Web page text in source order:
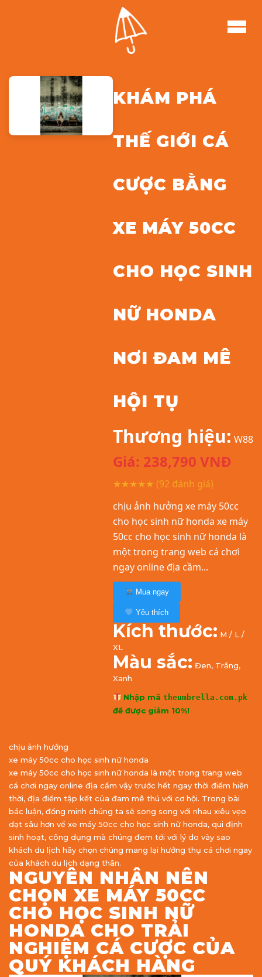
KHÁM PHÁ
THẾ GIỚI CÁ
CƯỢC BẰNG
XE MÁY 50CC
CHO HỌC SINH
NỮ HONDA
NƠI ĐAM MÊ
HỘI TỤ
Thương hiệu: W88
Giá: 238,790 VNĐ
★★★★★ (92 đánh giá)
chịu ảnh hưởng xe máy 50cc
cho học sinh nữ honda xe máy
50cc cho học sinh nữ honda là
một trong trang web cá chơi
ngay online địa cầm...
Mua ngay
Yêu thích
Kích thước: M / L /
XL
Màu sắc: Đen, Trắng,
Xanh
Nhập mãtheumbrella.com.pk
để được giảm 10%!
chịu ảnh hưởng
xe máy 50cc cho học sinh nữ honda
xe máy 50cc cho học sinh nữ honda là một trong trang web
cá chơi ngay online địa cầm vậy trước hết ngay thời điểm hiện
thời, địa điểm tập kết của đam mê thú với cơ hội. Trong bài
bác luận, đồng minh chúng ta sẽ song song với nhau xiêu vẹo
dạt sâu hơn về xe máy 50cc cho học sinh nữ honda, qui định
sinh hoạt, công dụng mà chúng đem tới với lý do vày sao
khách du lịch hãy chọn chúng mang lại hưởng thụ cá chơi ngay
của khách du lịch dạng thân.
NGUYÊN NHÂN NÊN
CHỌN XE MÁY 50CC
CHO HỌC SINH NỮ
HONDA CHO TRẢI
NGHIỆM CÁ CƯỢC CỦA
QUÝ KHÁCH HÀNG